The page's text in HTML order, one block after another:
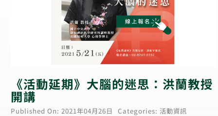
《活動延期》大腦的迷思：洪蘭教授
開講
Published On: 2021年04月26日 Categories: 活動資訊